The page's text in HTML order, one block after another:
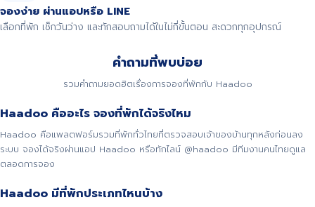
จองง่าย ผ่านแอปหรือ LINE
เลือกที่พัก เช็กวันว่าง และทักสอบถามได้ในไม่กี่ขั้นตอน สะดวกทุกอุปกรณ์
คำถามที่พบบ่อย
รวมคำถามยอดฮิตเรื่องการจองที่พักกับ Haadoo
Haadoo คืออะไร จองที่พักได้จริงไหม
Haadoo คือแพลตฟอร์มรวมที่พักทั่วไทยที่ตรวจสอบเจ้าของบ้านทุกหลังก่อนลง
ระบบ จองได้จริงผ่านแอป Haadoo หรือทักไลน์ @haadoo มีทีมงานคนไทยดูแล
ตลอดการจอง
Haadoo มีที่พักประเภทไหนบ้าง